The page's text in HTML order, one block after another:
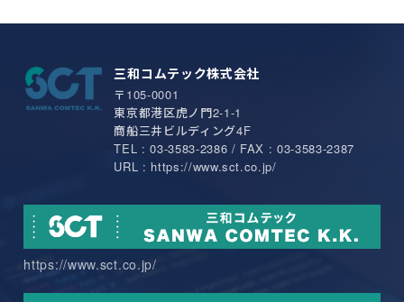
三和コムテック株式会社
〒105-0001
東京都港区虎ノ門2-1-1
商船三井ビルディング4F
TEL : 03-3583-2386 / FAX : 03-3583-2387
URL : https://www.sct.co.jp/
https://www.sct.co.jp/